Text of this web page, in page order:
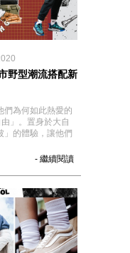
野型潮流搭配新
們為何如此熱愛的
」。置身於大自
」的體驗，讓他們
- 繼續閱讀